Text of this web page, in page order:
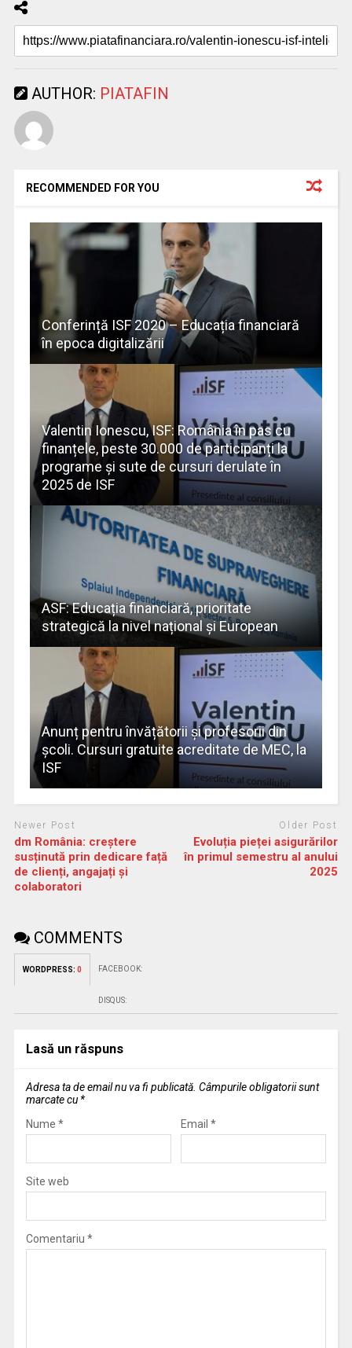
AUTHOR: PIATAFIN
RECOMMENDED FOR YOU
Conferință ISF 2020 – Educația financiară
în epoca digitalizării
Valentin Ionescu, ISF: România în pas cu
finanțele, peste 30.000 de participanți la
programe și sute de cursuri derulate în
2025 de ISF
ASF: Educația financiară, prioritate
strategică la nivel național și European
Anunț pentru învățătorii și profesorii din
școli. Cursuri gratuite acreditate de MEC, la
ISF
Newer Post
dm România: creștere
susținută prin dedicare față
de clienți, angajați și
colaboratori
Older Post
Evoluția pieței asigurărilor
în primul semestru al anului
2025
COMMENTS
WORDPRESS: 0 FACEBOOK:
DISQUS:
Lasă un răspuns
Adresa ta de email nu va fi publicată. Câmpurile obligatorii sunt
marcate cu *
Nume * Email *
Site web
Comentariu *